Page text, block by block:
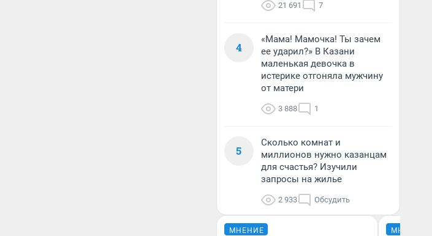
21 691 7
4
«Мама! Мамочка! Ты зачем
ее ударил?» В Казани
маленькая девочка в
истерике отгоняла мужчину
от матери
3 888 1
5
Сколько комнат и
миллионов нужно казанцам
для счастья? Изучили
запросы на жилье
2 933 Обсудить
МНЕНИЕ МНЕНИЕ